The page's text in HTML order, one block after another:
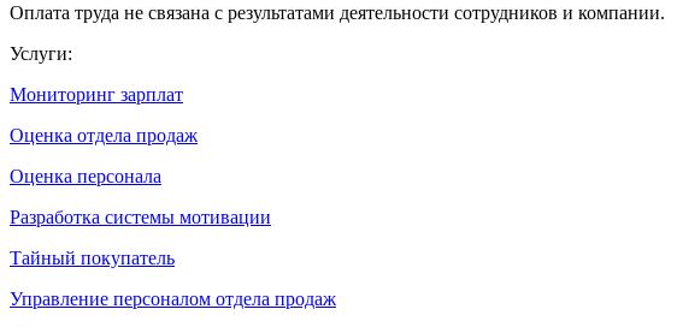
Оплата труда не связана с результатами деятельности сотрудников и компании.
Услуги:
Мониторинг зарплат
Оценка отдела продаж
Оценка персонала
Разработка системы мотивации
Тайный покупатель
Управление персоналом отдела продаж